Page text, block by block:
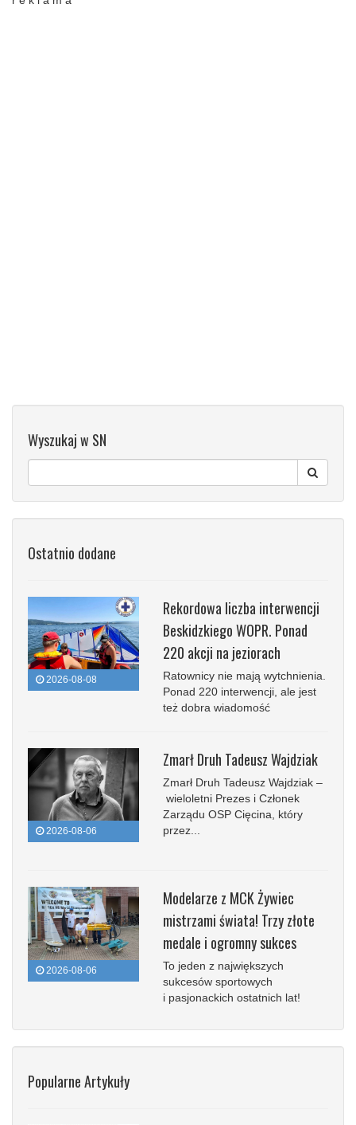
Wyszukaj w SN
Ostatnio dodane
2026-08-08
Rekordowa liczba interwencji
Beskidzkiego WOPR. Ponad
220 akcji na jeziorach
Ratownicy nie mają wytchnienia.
Ponad 220 interwencji, ale jest
też dobra wiadomość
2026-08-06
Zmarł Druh Tadeusz Wajdziak
Zmarł Druh Tadeusz Wajdziak –
wieloletni Prezes i Członek
Zarządu OSP Cięcina, który
przez...
2026-08-06
Modelarze z MCK Żywiec
mistrzami świata! Trzy złote
medale i ogromny sukces
To jeden z największych
sukcesów sportowych
i pasjonackich ostatnich lat!
Popularne Artykuły